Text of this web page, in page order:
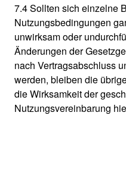
7.4 Sollten sich einzelne
Nutzungsbedingungen
unwirksam oder
Änderungen der
nach Vertragsabschluss
werden, bleiben die
die Wirksamkeit der
Nutzungsvereinbarung